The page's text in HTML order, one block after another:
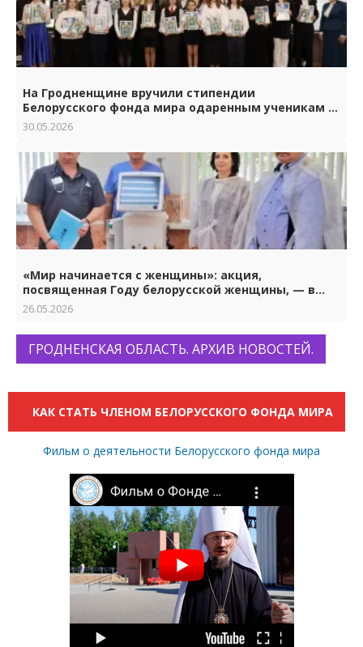
На Гродненщине вручили стипендии
Белорусского фонда мира одаренным ученикам и
студентам.
30.05.2026
«Мир начинается с женщины»: акция,
посвященная Году белорусской женщины, — в
Гродно
26.05.2026
ГРОДНЕНСКАЯ ОБЛАСТЬ. АРХИВ НОВОСТЕЙ.
КАК СТАТЬ ЧЛЕНОМ БЕЛОРУССКОГО ФОНДА МИРА
Фильм о деятельности Белорусского фонда мира